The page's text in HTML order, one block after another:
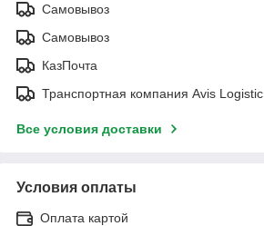
Самовывоз
Самовывоз
КазПочта
Транспортная компания Avis Logistic
Все условия доставки
Условия оплаты
Оплата картой